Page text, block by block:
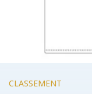
CLASSEMENT